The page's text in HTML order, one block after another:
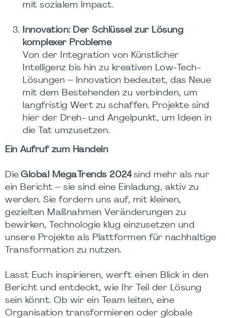
mit sozialem Impact.
Innovation: Der Schlüssel zur Lösung
komplexer Probleme
Von der Integration von Künstlicher
Intelligenz bis hin zu kreativen Low-Tech-
Lösungen – Innovation bedeutet, das Neue
mit dem Bestehenden zu verbinden, um
langfristig Wert zu schaffen. Projekte sind
hier der Dreh- und Angelpunkt, um Ideen in
die Tat umzusetzen.
Ein Aufruf zum Handeln
Die Global MegaTrends 2024sind mehr als nur
ein Bericht – sie sind eine Einladung, aktiv zu
werden. Sie fordern uns auf, mit kleinen,
gezielten Maßnahmen Veränderungen zu
bewirken, Technologie klug einzusetzen und
unsere Projekte als Plattformen für nachhaltige
Transformation zu nutzen.
Lasst Euch inspirieren, werft einen Blick in den
Bericht und entdeckt, wie Ihr Teil der Lösung
sein könnt. Ob wir ein Team leiten, eine
Organisation transformieren oder globale